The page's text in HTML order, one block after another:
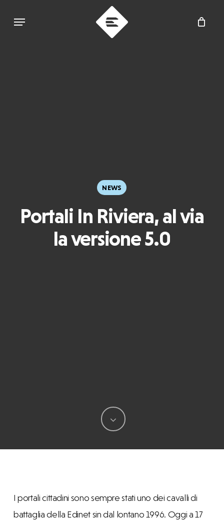
Menu
NEWS
Portali In Riviera, al via
la versione 5.0
I portali cittadini sono sempre stati uno dei cavalli di
battaglia della Edinet sin dal lontano 1996. Oggi a 17